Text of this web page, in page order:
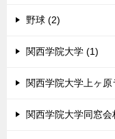
野球 (2)
関西学院大学 (1)
関西学院大学上ヶ
関西学院大学同窓